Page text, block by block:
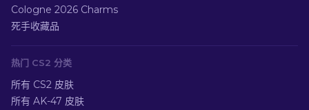
Cologne 2026 Charms
死手收藏品
热门 CS2 分类
所有 CS2 皮肤
所有 AK-47 皮肤